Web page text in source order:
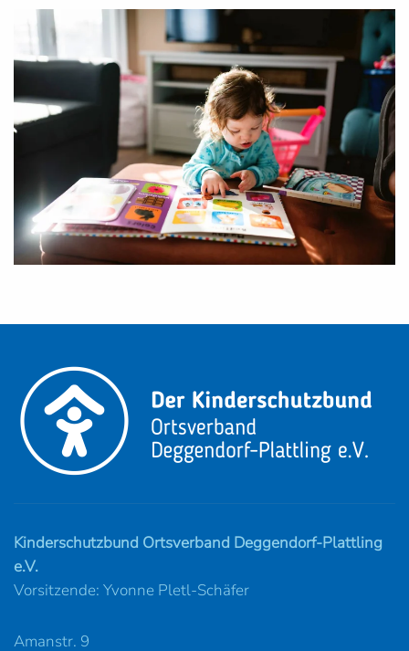
Kinderschutzbund Ortsverband Deggendorf-Plattling
e.V.
Vorsitzende: Yvonne Pletl-Schäfer
Amanstr. 9